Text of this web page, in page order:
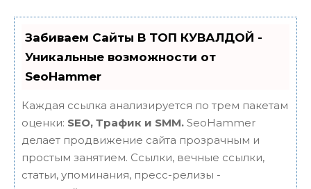
Забиваем Сайты В ТОП КУВАЛДОЙ -
Уникальные возможности от
SeoHammer
Каждая ссылка анализируется по трем пакетам
оценки: SEO, Трафик и SMM. SeoHammer
делает продвижение сайта прозрачным и
простым занятием. Ссылки, вечные ссылки,
статьи, упоминания, пресс-релизы -